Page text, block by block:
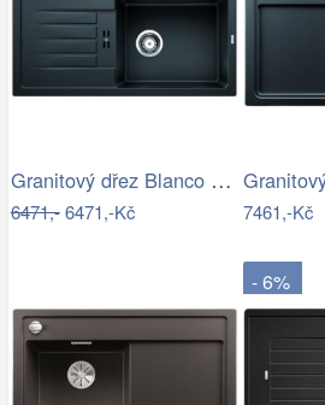
Granitový dřez Blanco FAVUM XL 6 S…
6471,-6471,-Kč 7461,-Kč
- 6%